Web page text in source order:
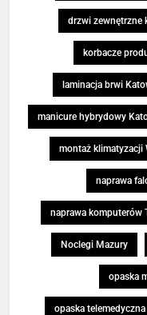
drzwi zewnętrzne
korbacze
laminacja brwi
manicure hybrydowy
montaż klimatyzacji
naprawa
naprawa komputerów
Noclegi Mazury
opaska
opaska